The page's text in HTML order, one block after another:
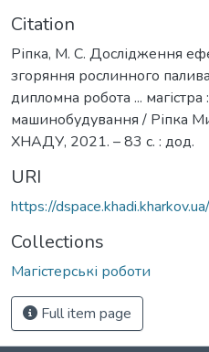
Citation
Ріпка, М. С. Дослідження
згоряння рослинного
дипломна робота ...
машинобудування / Ріпка
ХНАДУ, 2021. – 83 с. : дод.
URI
https://
Collections
Магістерські роботи
Full item page